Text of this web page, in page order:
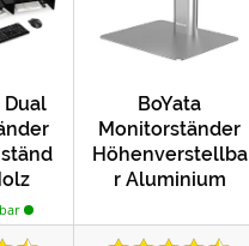
Dual
BoYata
Monitorständer
Höhenverstellba
r Aluminium
der PC